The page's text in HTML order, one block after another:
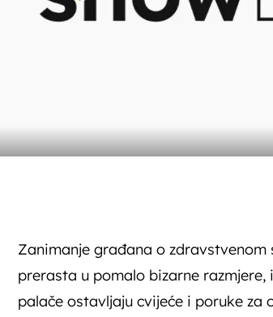
Zanimanje građana o
prerasta u pomalo bizarne razmjere,
palače ostavljaju cvijeće i poruke za